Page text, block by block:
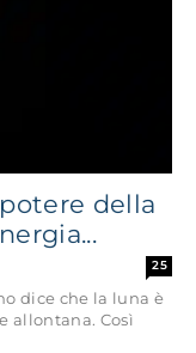
della
25
dice che la luna è
allontana. Così